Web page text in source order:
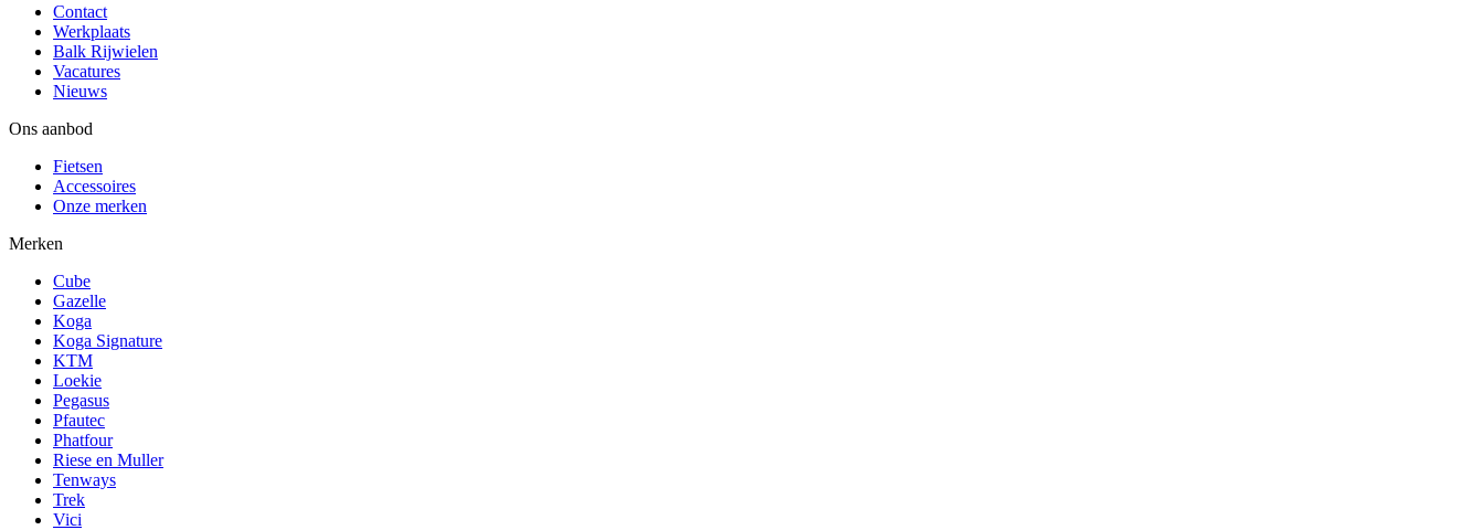
Contact
Werkplaats
Balk Rijwielen
Vacatures
Nieuws
Ons aanbod
Fietsen
Accessoires
Onze merken
Merken
Cube
Gazelle
Koga
Koga Signature
KTM
Loekie
Pegasus
Pfautec
Phatfour
Riese en Muller
Tenways
Trek
Vici